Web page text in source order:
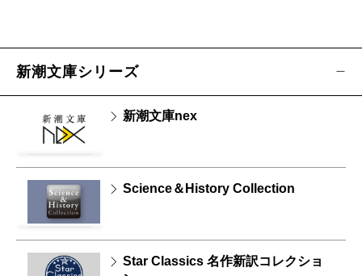
新潮文庫シリーズ
新潮文庫nex
Science＆History Collection
Star Classics 名作新訳コレクショ